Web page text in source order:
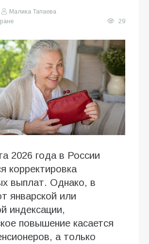
Малика Тапаева
29
2026 года в России
корректировка
выплат. Однако, в
январской или
индексации,
повышение касается
а только